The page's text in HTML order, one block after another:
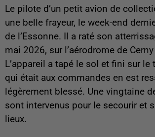
Le pilote d’un petit avion de
une belle frayeur, le week-end
de l’Essonne. Il a raté son
mai 2026, sur l’aérodrome de
L’appareil a tapé le sol et fini sur le
qui était aux commandes en est
légèrement blessé. Une vingtaine
sont intervenus pour le secourir et
lieux.